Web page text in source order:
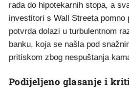
rada do hipotekarnih stopa, a
investitori s Wall Streeta pomno
potvrda dolazi u turbulentnom
banku, koja se našla pod
pritiskom zbog nespuštanja
Podijeljeno glasanje i